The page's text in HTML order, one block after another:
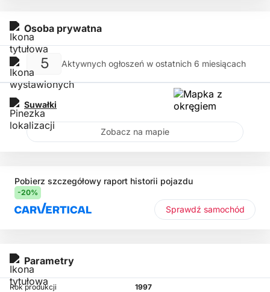
Pobierz szczegółowy raport historii pojazdu
-20%
Sprawdź samochód
Parametry
Rok produkcji
1997
Osoba prywatna
5 Aktywnych ogłoszeń w ostatnich 6 miesiącach
Suwałki
Zobacz na mapie